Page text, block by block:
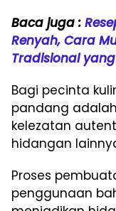
Baca juga :
Renyah, Cara
Tradisional
Bagi pecinta
pandang
kelezatan
hidangan
Proses
penggunaan